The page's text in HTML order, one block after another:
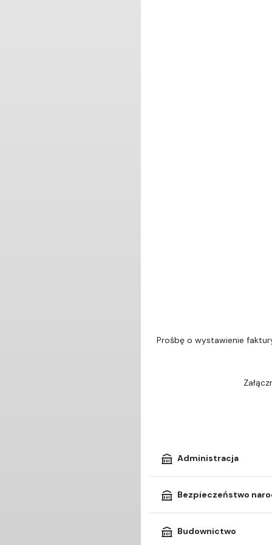
Prośbę o wystawienie
Administracja
Bezpieczeństwo
Budownictwo